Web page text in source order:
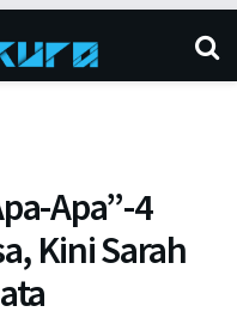
Apa”-4
Kini Sarah